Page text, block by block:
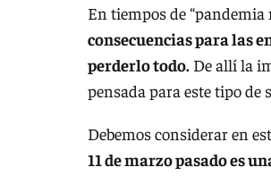
En tiempos de “pandemia
consecuencias para las
perderlo todo. De allí la
pensada para este tipo de
Debemos considerar en
11 de marzo pasado es